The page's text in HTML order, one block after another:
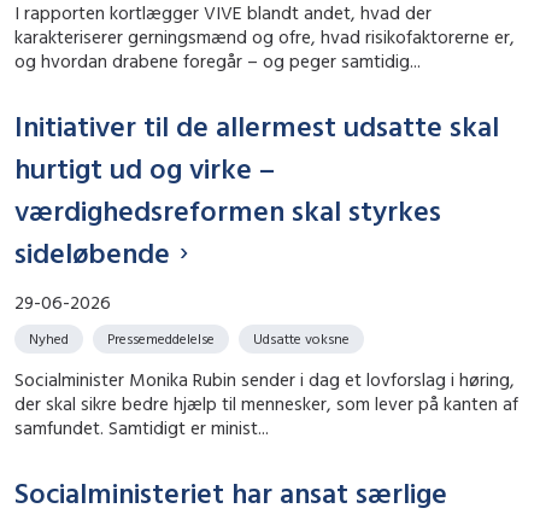
I rapporten kortlægger VIVE blandt andet, hvad der
karakteriserer gerningsmænd og ofre, hvad risikofaktorerne er,
og hvordan drabene foregår – og peger samtidig...
Initiativer til de allermest udsatte skal
hurtigt ud og virke –
værdighedsreformen skal styrkes
sideløbende
29-06-2026
Nyhed Pressemeddelelse Udsatte voksne
Socialminister Monika Rubin sender i dag et lovforslag i høring,
der skal sikre bedre hjælp til mennesker, som lever på kanten af
samfundet. Samtidigt er minist...
Socialministeriet har ansat særlige